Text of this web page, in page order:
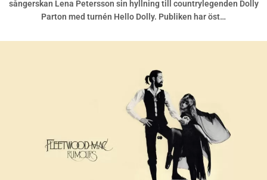
sångerskan Lena Petersson sin hyllning till countrylegenden Dolly
Parton med turnén Hello Dolly. Publiken har öst…